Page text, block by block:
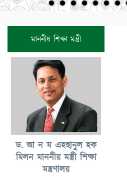
মাননীয় শিক্ষা মন্ত্রী
ড. আ ন ম এহছানুল হক
মিলন মাননীয় মন্ত্রী শিক্ষা
মন্ত্রণালয়